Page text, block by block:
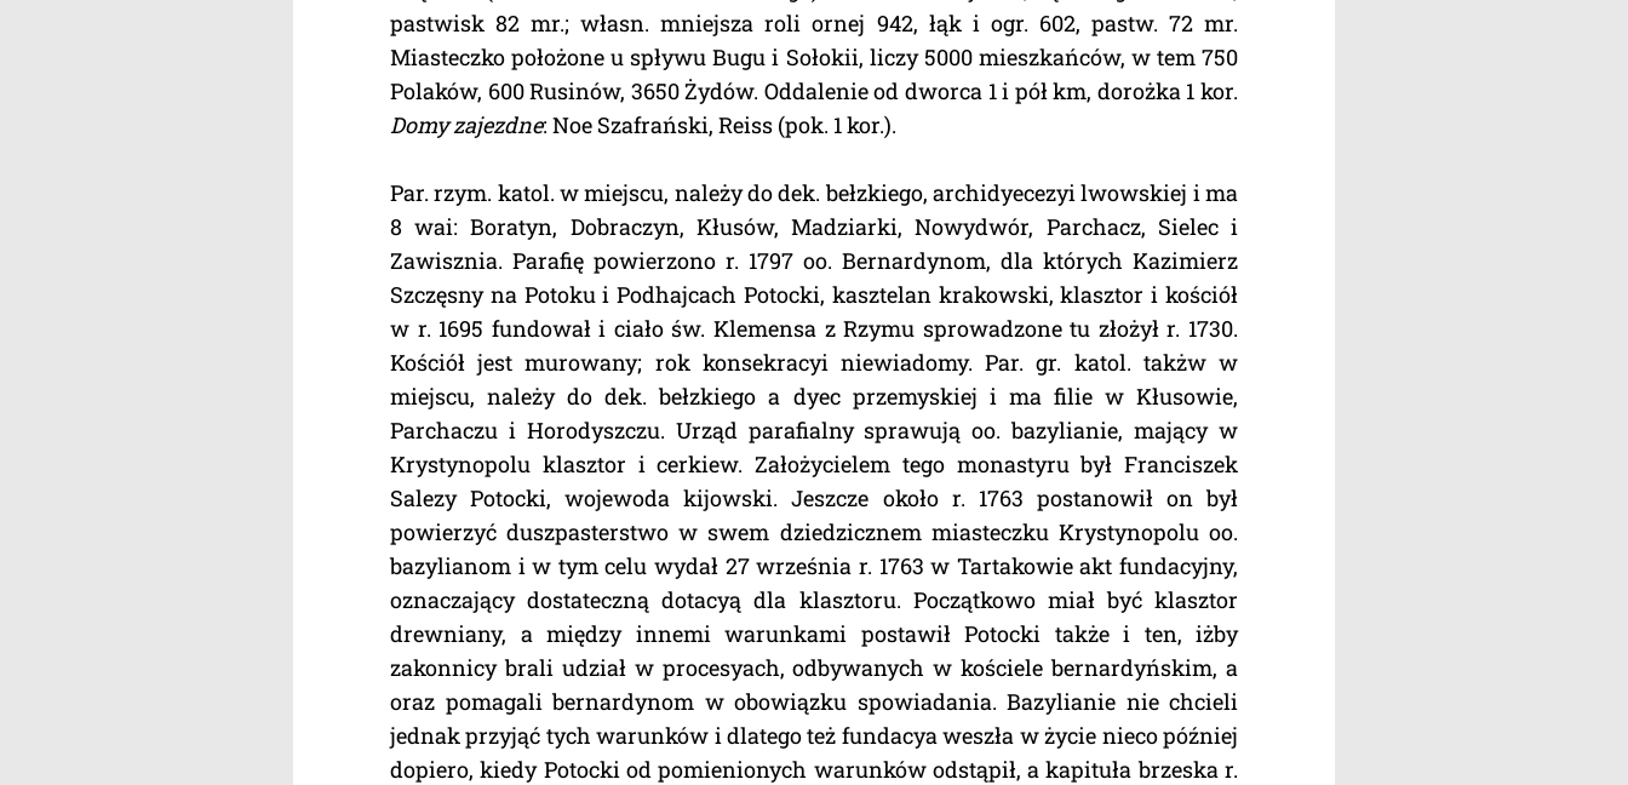
pastwisk 82 mr.; własn. mniejsza roli ornej 942, łąk i ogr. 602, pastw. 72 mr.
Miasteczko położone u spływu Bugu i Sołokii, liczy 5000 mieszkańców, w tem 750
Polaków, 600 Rusinów, 3650 Żydów. Oddalenie od dworca 1 i pół km, dorożka 1 kor.
Domy zajezdne: Noe Szafrański, Reiss (pok. 1 kor.).
Par. rzym. katol. w miejscu, należy do dek. bełzkiego, archidyecezyi lwowskiej i ma
8 wai: Boratyn, Dobraczyn, Kłusów, Madziarki, Nowydwór, Parchacz, Sielec i
Zawisznia. Parafię powierzono r. 1797 oo. Bernardynom, dla których Kazimierz
Szczęsny na Potoku i Podhajcach Potocki, kasztelan krakowski, klasztor i kościół
w r. 1695 fundował i ciało św. Klemensa z Rzymu sprowadzone tu złożył r. 1730.
Kościół jest murowany; rok konsekracyi niewiadomy. Par. gr. katol. takżw w
miejscu, należy do dek. bełzkiego a dyec przemyskiej i ma filie w Kłusowie,
Parchaczu i Horodyszczu. Urząd parafialny sprawują oo. bazylianie, mający w
Krystynopolu klasztor i cerkiew. Założycielem tego monastyru był Franciszek
Salezy Potocki, wojewoda kijowski. Jeszcze około r. 1763 postanowił on był
powierzyć duszpasterstwo w swem dziedzicznem miasteczku Krystynopolu oo.
bazylianom i w tym celu wydał 27 września r. 1763 w Tartakowie akt fundacyjny,
oznaczający dostateczną dotacyą dla klasztoru. Początkowo miał być klasztor
drewniany, a między innemi warunkami postawił Potocki także i ten, iżby
zakonnicy brali udział w procesyach, odbywanych w kościele bernardyńskim, a
oraz pomagali bernardynom w obowiązku spowiadania. Bazylianie nie chcieli
jednak przyjąć tych warunków i dlatego też fundacya weszła w życie nieco później
dopiero, kiedy Potocki od pomienionych warunków odstąpił, a kapituła brzeska r.